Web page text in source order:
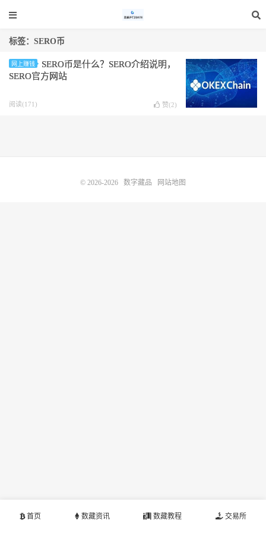
标签：SERO币
网上赚钱
SERO币是什么？SERO介绍说明，
SERO官方网站
阅读(171) 赞(2)
首页 数藏资讯 数藏教程 交易所
© 2026-2026 数字藏品 网站地图